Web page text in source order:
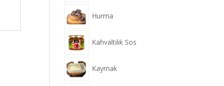
Hurma
Kahvaltılık Sos
Kaymak